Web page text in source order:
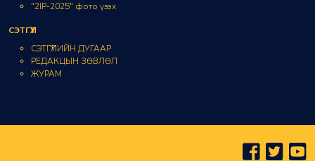
"2IP-2025" фото үзэх
СЭТГҮҮЛ
СЭТГҮҮЛИЙН ДУГААР
РЕДАКЦЫН ЗӨВЛӨЛ
ЖУРАМ